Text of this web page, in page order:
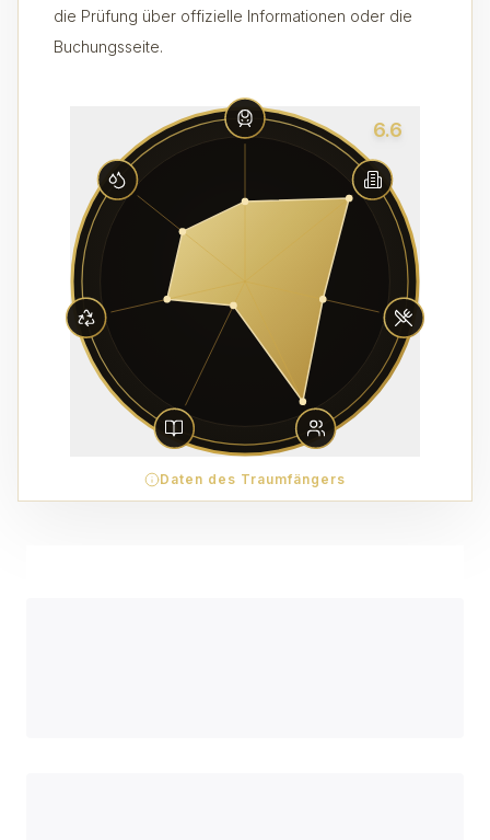
die Prüfung über offizielle Informationen oder die
Buchungsseite.
6.6
Daten des Traumfängers